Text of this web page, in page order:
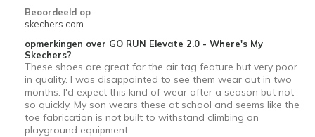
View On Shoes
Beoordeeld op
skechers.com
opmerkingen over GO RUN Elevate 2.0 - Where's My
Skechers?
These shoes are great for the air tag feature but very poor
in quality. I was disappointed to see them wear out in two
months. I'd expect this kind of wear after a season but not
so quickly. My son wears these at school and seems like the
toe fabrication is not built to withstand climbing on
playground equipment.